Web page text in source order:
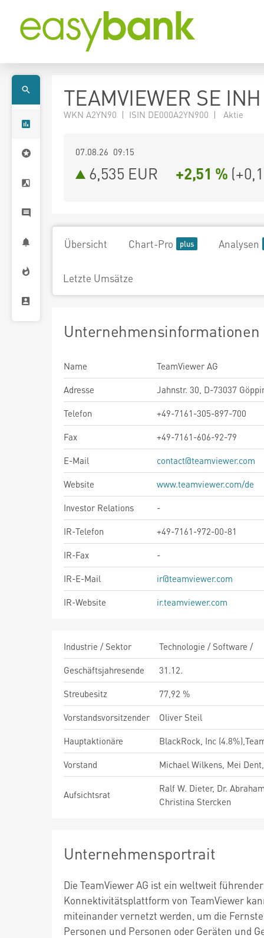
TEAMVIEWER SE
WKN A2YN90 | ISIN DE000A2YN900 | Aktie
07.08.26 09:15
6,535 EUR +2,51 % (
Übersicht Chart-Pro Analysen
Letzte Umsätze
Unternehmensinformationen
Name
TeamViewer AG
Adresse
Jahnstr. 30, D-73037
Telefon
+49-7161-305-897-700
Fax
+49-7161-606-92-79
E-Mail
contact@teamviewer.com
Website
www.teamviewer.com/de
Investor Relations
-
IR-Telefon
+49-7161-972-00-81
IR-Fax
-
IR-E-Mail
ir@teamviewer.com
IR-Website
ir.teamviewer.com
Industrie / Sektor
Technologie / Software /
Geschäftsjahresende
31.12.
Streubesitz
77,92 %
Vorstandsvorsitzender
Oliver Steil
Hauptaktionäre
BlackRock, Inc
Vorstand
Michael Wilkens, Mei
Aufsichtsrat
Ralf W. Dieter, Dr.
Christina Stercken
Unternehmensportrait
Die TeamViewer AG ist ein weltweit
Konnektivitätsplattform von TeamViewer
miteinander vernetzt werden, um die
Personen und Personen oder Geräten und